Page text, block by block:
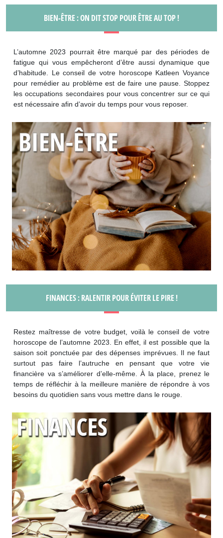
BIEN-ÊTRE : ON DIT STOP POUR ÊTRE AU TOP !
L’automne 2023 pourrait être marqué par des périodes de
fatigue qui vous empêcheront d’être aussi dynamique que
d’habitude. Le conseil de votre horoscope Katleen Voyance
pour remédier au problème est de faire une pause. Stoppez
les occupations secondaires pour vous concentrer sur ce qui
est nécessaire afin d’avoir du temps pour vous reposer.
FINANCES : RALENTIR POUR ÉVITER LE PIRE !
Restez maîtresse de votre budget, voilà le conseil de votre
horoscope de l’automne 2023. En effet, il est possible que la
saison soit ponctuée par des dépenses imprévues. Il ne faut
surtout pas faire l’autruche en pensant que votre vie
financière va s’améliorer d’elle-même. À la place, prenez le
temps de réfléchir à la meilleure manière de répondre à vos
besoins du quotidien sans vous mettre dans le rouge.